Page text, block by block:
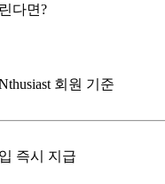
다면?
회원 기준
즉시 지급